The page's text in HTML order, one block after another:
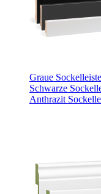
Graue
Schwarze
Anthrazit